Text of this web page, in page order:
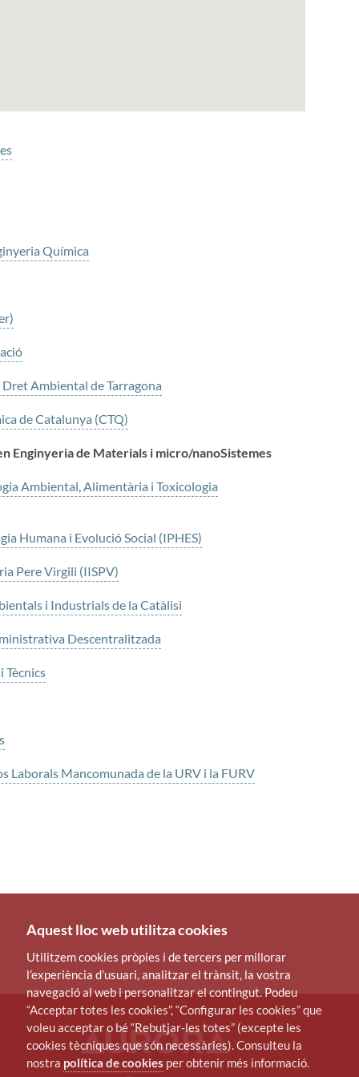
Química
Ambiental de Tarragona
de Catalunya (CTQ)
Enginyeria de Materials i micro/nanoSistemes
Ambiental, Alimentària i Toxicologia
Humana i Evolució Social (IPHES)
Pere Virgili (IISPV)
i Industrials de la Catàlisi
Descentralitzada
Tècnics
Laborals Mancomunada de la URV i la FURV
Aquest lloc web utilitza cookies
Utilitzem cookies pròpies i de tercers per millorar
l’experiència d’usuari, analitzar el trànsit, la vostra
navegació al web i personalitzar el contingut. Podeu
“Acceptar totes les cookies”, “Configurar les cookies” que
voleu acceptar o bé “Rebutjar-les totes” (excepte les
cookies tècniques que són necessàries). Consulteu la
nostra política de cookies per obtenir més informació.